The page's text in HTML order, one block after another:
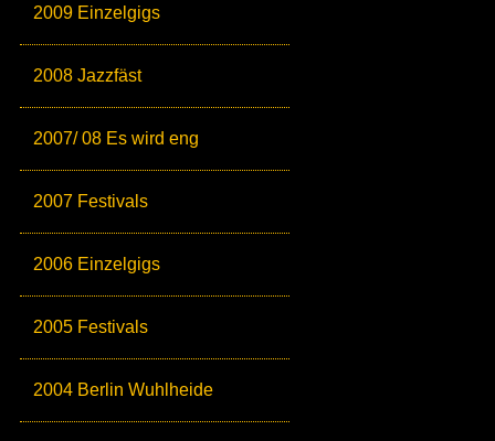
2009 Einzelgigs
2008 Jazzfäst
2007/ 08 Es wird eng
2007 Festivals
2006 Einzelgigs
2005 Festivals
2004 Berlin Wuhlheide